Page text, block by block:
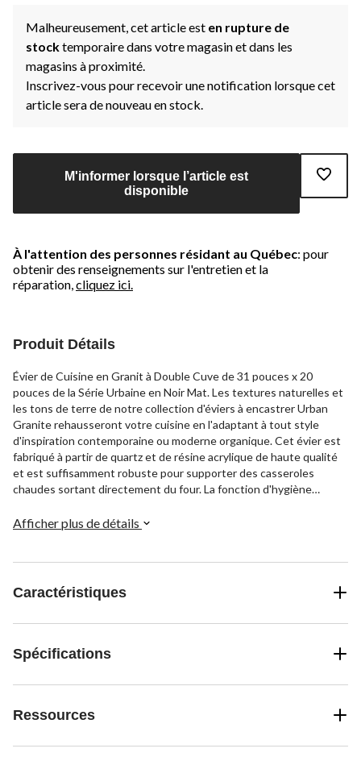
Malheureusement, cet article est en rupture de
stocktemporaire dans votre magasin et dans les
magasins à proximité.
Inscrivez-vous pour recevoir une notification lorsque cet
article sera de nouveau en stock.
M'informer lorsque l’article est
disponible
À l'attention des personnes résidant au Québec: pour
obtenir des renseignements sur l'entretien et la
réparation, cliquez ici.
Produit Détails
Évier de Cuisine en Granit à Double Cuve de 31 pouces x 20
pouces de la Série Urbaine en Noir Mat. Les textures naturelles et
les tons de terre de notre collection d'éviers à encastrer Urban
Granite rehausseront votre cuisine en l'adaptant à tout style
d'inspiration contemporaine ou moderne organique. Cet évier est
fabriqué à partir de quartz et de résine acrylique de haute qualité
et est suffisamment robuste pour supporter des casseroles
chaudes sortant directement du four. La fonction d'hygiène
mauvaises odeurs et réduit le temps de nettoyage. Un rail
séparément
Afficher plus de détails
Caractéristiques
Spécifications
Ressources